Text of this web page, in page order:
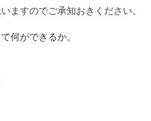
ますのでご承知おきください。
何ができるか。